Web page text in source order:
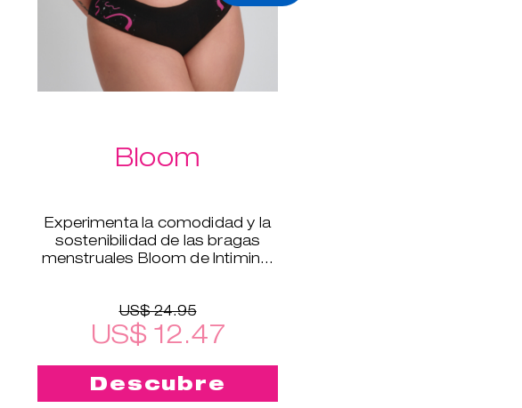
Bloom
Experimenta la comodidad y la
sostenibilidad de las bragas
menstruales Bloom de Intimina,
US$ 24.95
US$ 12.47
Descubre